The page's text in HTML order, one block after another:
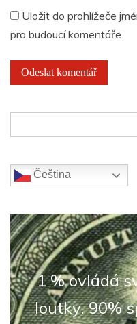
Uložit do prohlížeče
pro budoucí komentáře.
Čeština‎
1 % ovládá
loutky. 90%